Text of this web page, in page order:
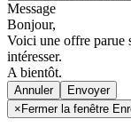
Message
Bonjour,
Voici une offre parue
intéresser.
A bientôt.
Annuler
× Fermer la fenêtre